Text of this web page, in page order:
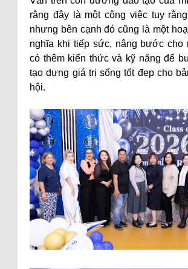
rằng đây là một công việc tuy
nhưng bên cạnh đó cũng là một
nghĩa khi tiếp sức, nâng bước cho
có thêm kiến thức và kỹ năng để
tạo dựng giá trị sống tốt đẹp cho
hội.